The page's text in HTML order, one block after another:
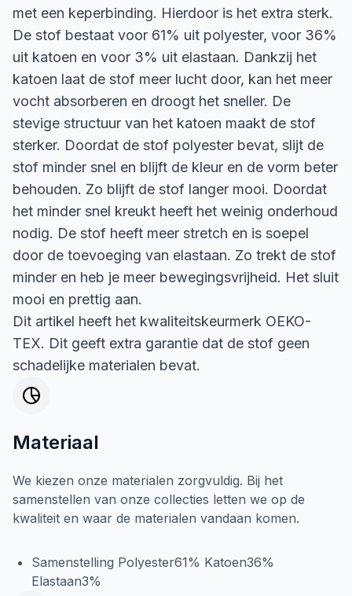
met een keperbinding. Hierdoor is het extra sterk.
De stof bestaat voor 61% uit polyester, voor 36%
uit katoen en voor 3% uit elastaan. Dankzij het
katoen laat de stof meer lucht door, kan het meer
vocht absorberen en droogt het sneller. De
stevige structuur van het katoen maakt de stof
sterker. Doordat de stof polyester bevat, slijt de
stof minder snel en blijft de kleur en de vorm beter
behouden. Zo blijft de stof langer mooi. Doordat
het minder snel kreukt heeft het weinig onderhoud
nodig. De stof heeft meer stretch en is soepel
door de toevoeging van elastaan. Zo trekt de stof
minder en heb je meer bewegingsvrijheid. Het sluit
mooi en prettig aan.
Dit artikel heeft het kwaliteitskeurmerk OEKO-
TEX. Dit geeft extra garantie dat de stof geen
schadelijke materialen bevat.
Materiaal
We kiezen onze materialen zorgvuldig. Bij het
samenstellen van onze collecties letten we op de
kwaliteit en waar de materialen vandaan komen.
Samenstelling Polyester61% Katoen36%
Elastaan3%